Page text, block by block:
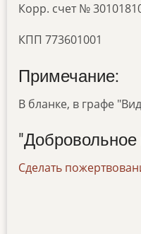
Корр. счет №
КПП 773601001
Примечание:
В бланке, в графе
Сделать